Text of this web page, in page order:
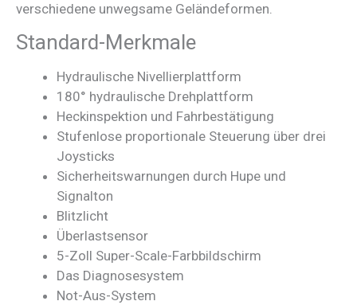
verschiedene unwegsame Geländeformen.
Standard-Merkmale
Hydraulische Nivellierplattform
180° hydraulische Drehplattform
Heckinspektion und Fahrbestätigung
Stufenlose proportionale Steuerung über drei
Joysticks
Sicherheitswarnungen durch Hupe und
Signalton
Blitzlicht
Überlastsensor
5-Zoll Super-Scale-Farbbildschirm
Das Diagnosesystem
Not-Aus-System